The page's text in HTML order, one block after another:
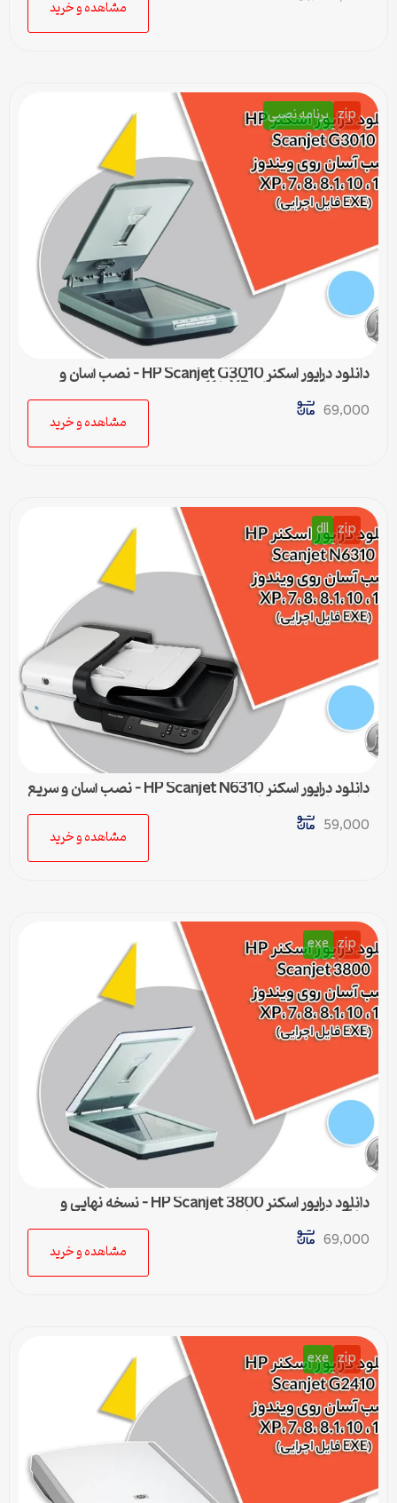
مشاهده و خرید
zip برنامه نصبی
دانلود درایور اسکنر HP Scanjet G3010 – نصب آسان و
سریع برای ویندوزهای XP تا 11
69,000
مشاهده و خرید
zip
dll
دانلود درایور اسکنر HP Scanjet N6310 – نصب آسان و سریع
برای تمامی ویندوزها
59,000
مشاهده و خرید
zip
exe
دانلود درایور اسکنر HP Scanjet 3800 – نسخه نهایی و
سازگار با تمام ویندوزها
69,000
مشاهده و خرید
zip
exe